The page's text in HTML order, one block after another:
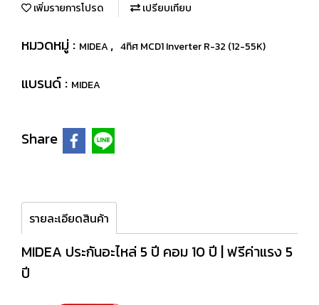
เพิ่มรายการโปรด เปรียบเทียบ
หมวดหมู่ : MIDEA , 4ทิศ MCD1 Inverter R-32 (12-55K)
แบรนด์ : MIDEA
Share
รายละเอียดสินค้า
MIDEA ประกันอะไหล่ 5 ปี คอม 10 ปี | ฟรีค่าแรง 5
ปี